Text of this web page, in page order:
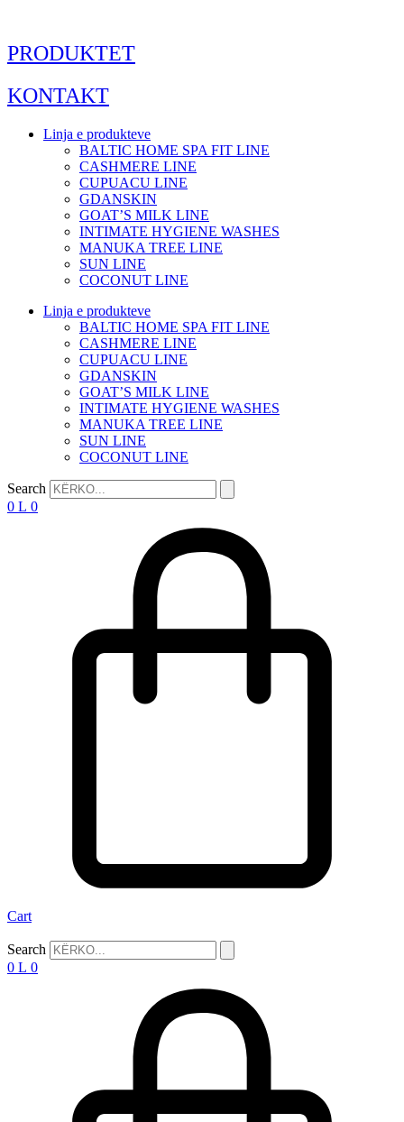
content
PRODUKTET
KONTAKT
Linja e produkteve
BALTIC HOME SPA FIT LINE
CASHMERE LINE
CUPUACU LINE
GDANSKIN
GOAT’S MILK LINE
INTIMATE HYGIENE WASHES
MANUKA TREE LINE
SUN LINE
COCONUT LINE
Linja e produkteve
BALTIC HOME SPA FIT LINE
CASHMERE LINE
CUPUACU LINE
GDANSKIN
GOAT’S MILK LINE
INTIMATE HYGIENE WASHES
MANUKA TREE LINE
SUN LINE
COCONUT LINE
Search
0 L 0
Cart
Search
0 L 0